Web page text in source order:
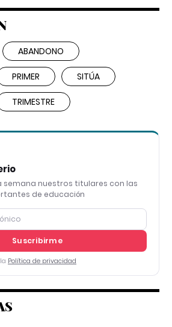
ABANDONO
PRIMER SITÚA
TRIMESTRE
semana nuestros titulares con las
de educación
Suscribirme
Política de privacidad